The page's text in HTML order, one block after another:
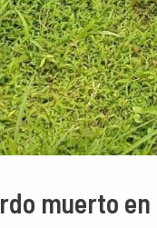
muerto